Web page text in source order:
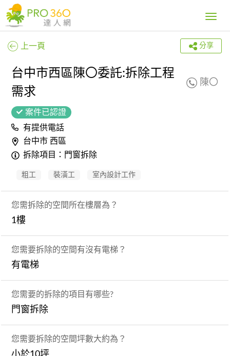
Toggle
上一頁 分享
台中市西區陳〇委託:拆除工程
需求
陳〇
案件已認證
有提供電話
台中市 西區
拆除項目：門窗拆除
粗工 裝潢工 室內設計工作
您需拆除的空間所在樓層為？
1樓
您需要拆除的空間有沒有電梯？
有電梯
您需要的拆除的項目有哪些?
門窗拆除
您需要拆除的空間坪數大約為？